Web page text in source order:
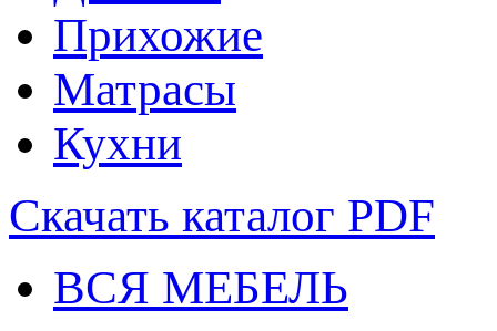
Прихожие
Матрасы
Кухни
Скачать каталог PDF
ВСЯ МЕБЕЛЬ